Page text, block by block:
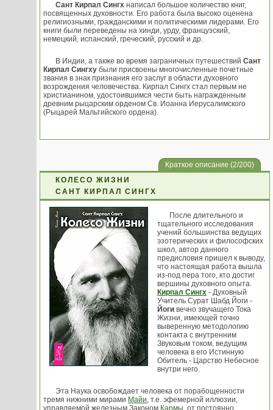
Сант Кирпал Сингх написал большое количество книг,
посвященных духовности. Его работа была высоко оценена
религиозными, гражданскими и политическими лидерами. Его
книги были переведены на хинди, урду, французский,
немецкий, испанский, греческий, русский и др.
В Индии, а также во время заграничных путешествий Сант
Кирпал Сингху были присвоены многочисленные почетные
звания в знак признания его заслуг в области духовного
возрождения человечества. Кирпал Сингх стал первым не
христианином, удостоившимся чести быть награжденным
древним рыцарским орденом Св. Иоанна Иерусалимского
(Рыцарей Мальтийского ордена).
Краткое описание (2/200)
КОЛЕСО ЖИЗНИ
САНТ КИРПАЛ СИНГХ
После длительного и
тщательного исследования
учений большинства ведущих
эзотерических и философских
школ, автор данного
предисловия пришел к выводу,
что настоящая работа вышла
из-под пера того, кто достиг
вершины духовного опыта.
Кирпал Сингх - Духовный
Учитель Сурат Шабд Йоги -
Йоги вечно звучащего Тока
Жизни, имеющей точно
выверенную методологию
контакта с внутренним
Звуковым током, ведущим
человека в его Истинную
Обитель - Царство Небесное
внутри него.
Эта Наука освобождает человека от порабощенности
тремя нижними мирами Майи, т.е. эфемерной иллюзии,
управляемой железным Законом Кармы, от постоянно